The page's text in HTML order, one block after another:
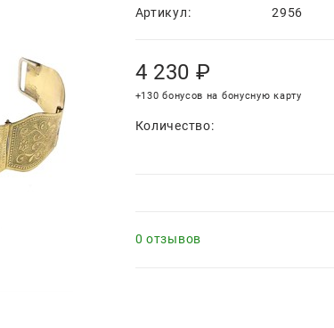
Артикул: 2956
4 230 ₽
+130 бонусов на бонусную карту
Количество:
0 отзывов